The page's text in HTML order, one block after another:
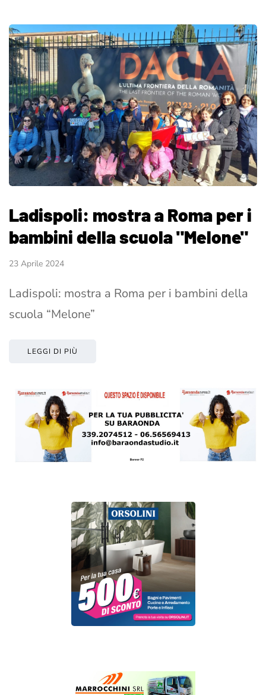
Ladispoli: mostra a Roma per i
bambini della scuola "Melone"
23 Aprile 2024
Ladispoli: mostra a Roma per i bambini della
scuola “Melone”
LEGGI DI PIÙ